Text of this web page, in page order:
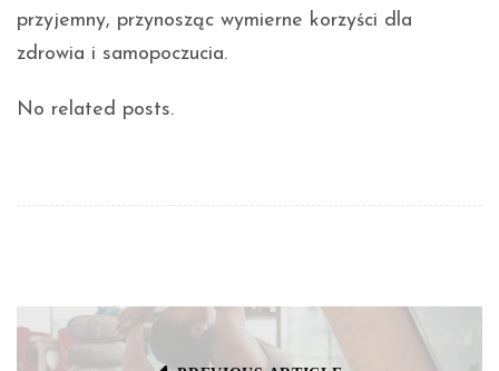
przyjemny, przynosząc wymierne korzyści dla
zdrowia i samopoczucia.
No related posts.